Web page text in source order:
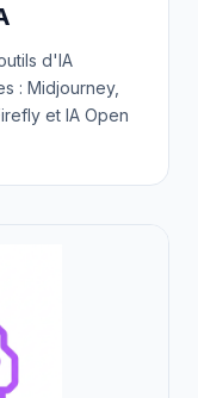
d'IA
: Midjourney,
et IA Open